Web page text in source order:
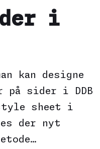
i
kan designe
på sider i DDB
sheet i
der nyt